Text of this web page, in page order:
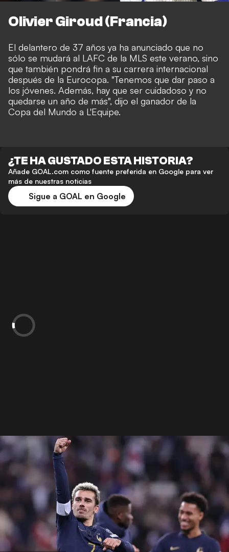
Olivier Giroud (Francia)
El delantero de 37 años ya ha anunciado que no
sólo se mudará al LAFC de la MLS este verano, sino
que también pondrá fin a su carrera internacional
después de la Eurocopa. "Tenemos que dar paso a
los jóvenes. Además, hay que ser cuidadoso y no
quedarse un año de más", dijo el ganador de la
Copa del Mundo a L'Equipe.
¿TE HA GUSTADO ESTA HISTORIA?
Añade GOAL.com como fuente preferida en Google para ver
más de nuestras noticias
Sigue a GOAL en Google